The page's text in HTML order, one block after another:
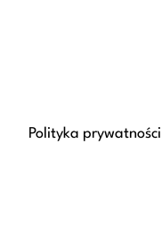
Polityka prywatności